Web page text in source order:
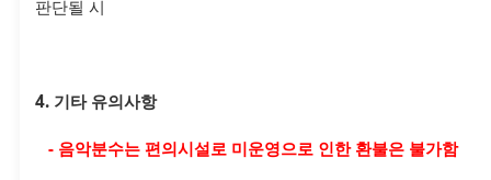
판단될 시
4. 기타 유의사항
- 음악분수는 편의시설로 미운영으로 인한 환불은 불가함